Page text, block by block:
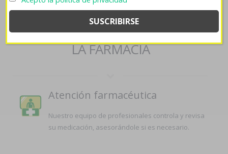
SERVICIOS QUE OFRECEMOS EN
LA FARMACIA
Atención farmacéutica
Nuestro equipo de profesionales controla y revisa
su medicación, asesorándole si es necesario.